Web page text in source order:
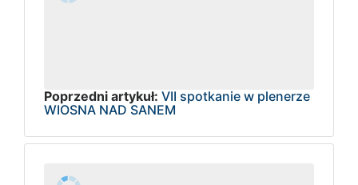
Poprzedni artykuł: VII spotkanie w plenerze
WIOSNA NAD SANEM